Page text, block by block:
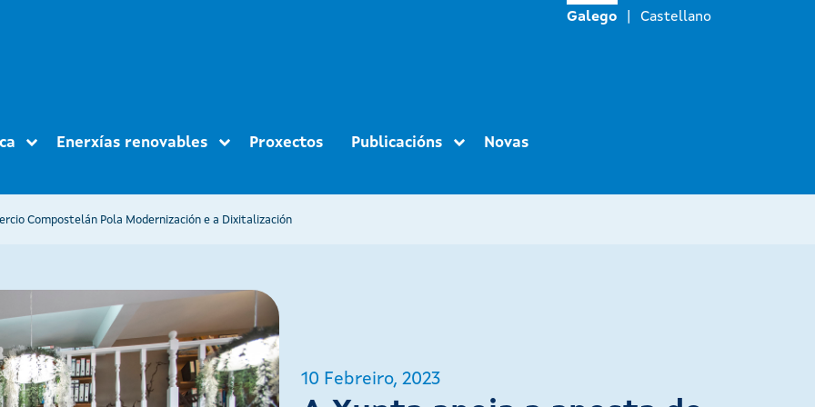
Galego Castellano
Enerxías renovables Proxectos Publicacións
Novas
Compostelán Pola Modernización e a Dixitalización
10 Febreiro, 2023